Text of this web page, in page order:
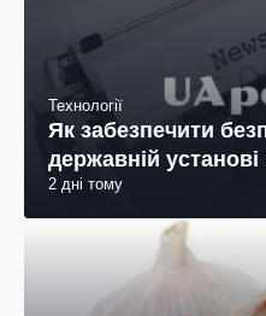
Технології
Як забезпечити
державній
2 дні тому